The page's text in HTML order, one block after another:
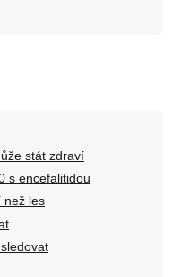
stát zdraví
s encefalitidou
než les